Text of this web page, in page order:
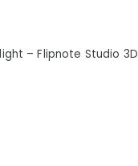
– Flipnote Studio 3D